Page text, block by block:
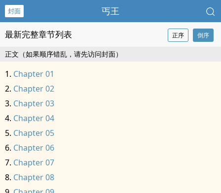
封面 丐王
最新完整章节列表 正序 倒序
正文（如果顺序错乱，请先访问封面）
Chapter 01
Chapter 02
Chapter 03
Chapter 04
Chapter 05
Chapter 06
Chapter 07
Chapter 08